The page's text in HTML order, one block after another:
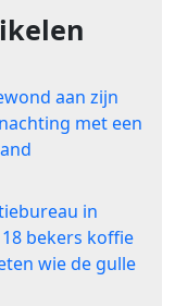
aan zijn
met een
in
bekers koffie
wie de gulle